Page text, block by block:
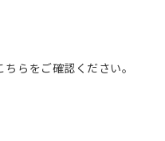
らをご確認ください。